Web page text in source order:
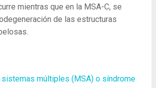
mientras que en la MSA-C, se
de las estructuras
múltiples (MSA) o síndrome